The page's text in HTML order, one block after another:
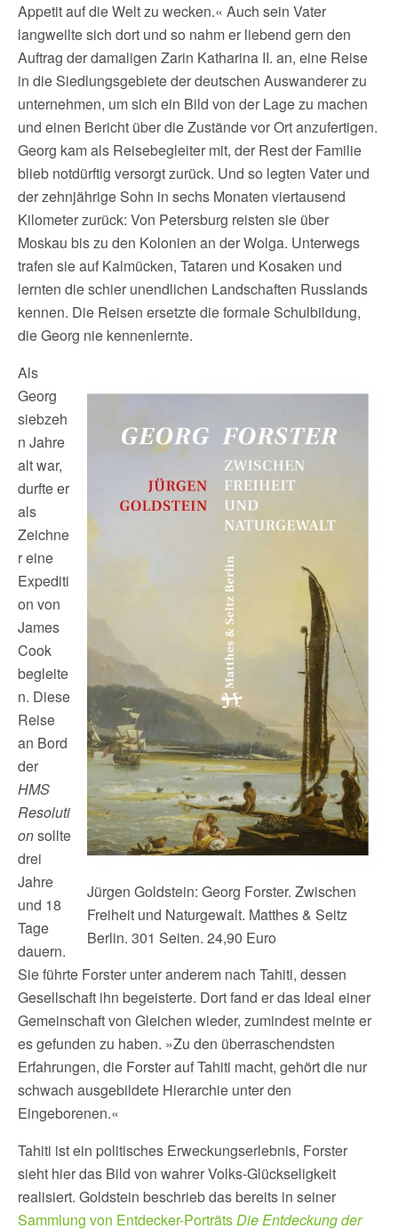
Appetit auf die Welt zu wecken.« Auch sein Vater
langweilte sich dort und so nahm er liebend gern den
Auftrag der damaligen Zarin Katharina II. an, eine Reise
in die Siedlungsgebiete der deutschen Auswanderer zu
unternehmen, um sich ein Bild von der Lage zu machen
und einen Bericht über die Zustände vor Ort anzufertigen.
Georg kam als Reisebegleiter mit, der Rest der Familie
blieb notdürftig versorgt zurück. Und so legten Vater und
der zehnjährige Sohn in sechs Monaten viertausend
Kilometer zurück: Von Petersburg reisten sie über
Moskau bis zu den Kolonien an der Wolga. Unterwegs
trafen sie auf Kalmücken, Tataren und Kosaken und
lernten die schier unendlichen Landschaften Russlands
kennen. Die Reisen ersetzte die formale Schulbildung,
die Georg nie kennenlernte.
Jürgen Goldstein: Georg Forster. Zwischen
Freiheit und Naturgewalt. Matthes & Seitz
Berlin. 301 Seiten. 24,90 Euro
Als
Georg
siebzeh
n Jahre
alt war,
durfte er
als
Zeichne
r eine
Expediti
on von
James
Cook
begleite
n. Diese
Reise
an Bord
der
HMS
Resoluti
onsollte
drei
Jahre
und 18
Tage
dauern.
Sie führte Forster unter anderem nach Tahiti, dessen
Gesellschaft ihn begeisterte. Dort fand er das Ideal einer
Gemeinschaft von Gleichen wieder, zumindest meinte er
es gefunden zu haben. »Zu den überraschendsten
Erfahrungen, die Forster auf Tahiti macht, gehört die nur
schwach ausgebildete Hierarchie unter den
Eingeborenen.«
Tahiti ist ein politisches Erweckungserlebnis, Forster
sieht hier das Bild von wahrer Volks-Glückseligkeit
realisiert. Goldstein beschrieb das bereits in seiner
Sammlung von Entdecker-PorträtsDie Entdeckung der